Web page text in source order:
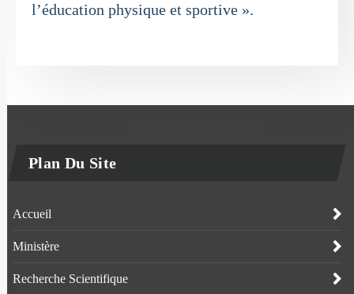
l’éducation physique et sportive ».
Plan Du Site
Accueil
Ministère
Recherche Scientifique